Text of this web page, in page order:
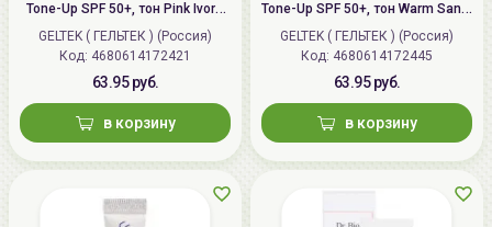
Tone-Up SPF 50+, тон Pink Ivory,
30мл, GELTEK
GELTEK ( ГЕЛЬТЕК ) (Россия)
Код: 4680614172421
63.95 руб.
в корзину
Tone-Up SPF 50+, тон Warm Sand,
30мл, GELTEK
GELTEK ( ГЕЛЬТЕК ) (Россия)
Код: 4680614172445
63.95 руб.
в корзину